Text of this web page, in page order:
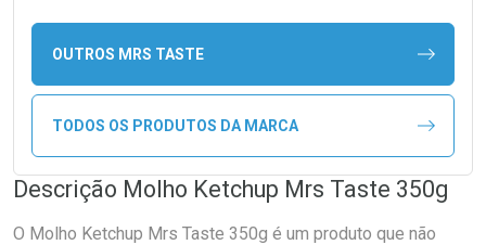
OUTROS MRS TASTE
TODOS OS PRODUTOS DA MARCA
Descrição Molho Ketchup Mrs Taste 350g
O Molho Ketchup Mrs Taste 350g é um produto que não